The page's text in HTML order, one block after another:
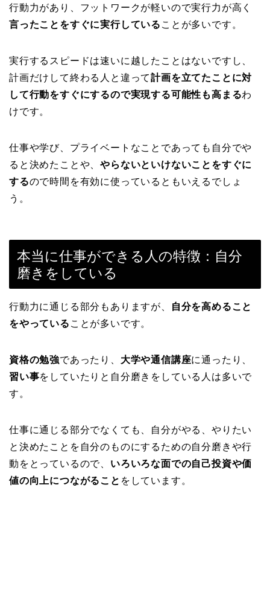
行動力があり、フットワークが軽いので実行力が高く
言ったことをすぐに実行している ことが多いです。
実行するスピードは速いに越したことはないですし、
計画だけして終わる人と違って計画を立てたことに対
して行動をすぐにするので実現する可能性も高まるわ
けです。
仕事や学び、プライベートなことであっても自分でや
ると決めたことや、やらないといけないことをすぐに
するので時間を有効に使っているともいえるでしょ
う。
本当に仕事ができる人の特徴：自分
磨きをしている
行動力に通じる部分もありますが、
自分を高めること
をやっている ことが多いです。
資格の勉強であったり、 大学や通信講座に通ったり、
習い事をしていたりと自分磨きをしている人は多いで
す。
仕事に通じる部分でなくても、自分がやる、やりたい
と決めたことを自分のものにするための自分磨きや行
動をとっているので、 いろいろな面での自己投資や価
値の向上につながること をしています。